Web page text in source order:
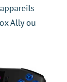
Ally ou